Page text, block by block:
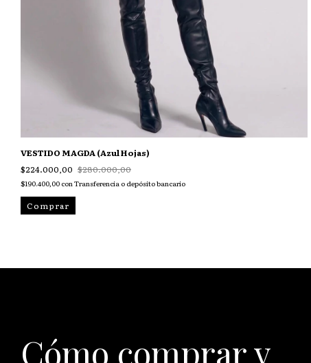
VESTIDO MAGDA (Azul Hojas)
$224.000,00 $280.000,00
$190.400,00 con Transferencia o depósito bancario
Comprar
Cómo comprar y